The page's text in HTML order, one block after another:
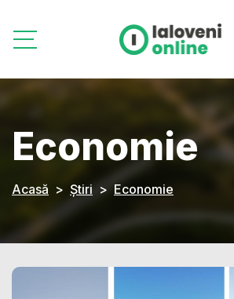
Economie
Acasă Știri Economie